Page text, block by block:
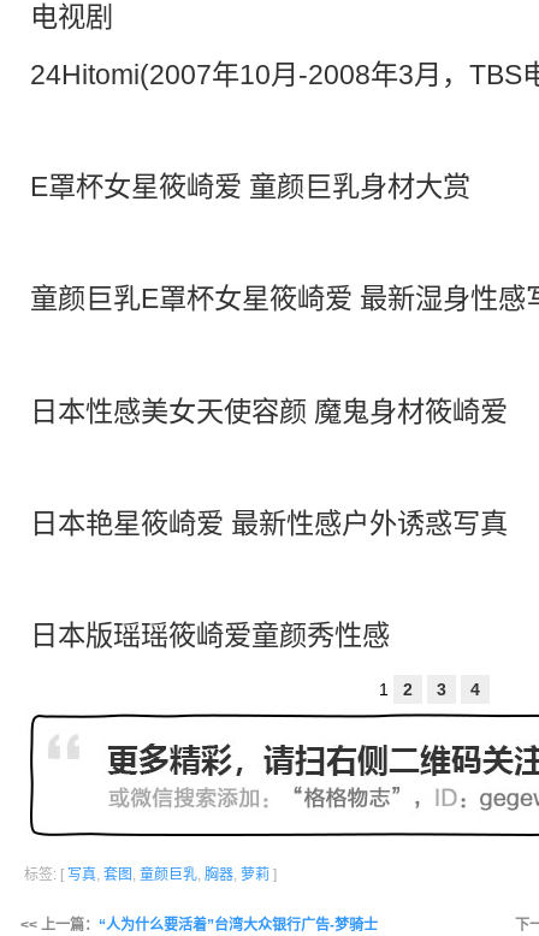
电视剧
24Hitomi(2007年10月-2008年3月，TBS
E罩杯女星筱崎爱 童颜巨乳身材大赏
童颜巨乳E罩杯女星筱崎爱 最新湿身性感
日本性感美女天使容颜 魔鬼身材筱崎爱
日本艳星筱崎爱 最新性感户外诱惑写真
日本版瑶瑶筱崎爱童颜秀性感
1 2 3 4
标签: [ 写真, 套图 , 童颜巨乳, 胸器, 萝莉 ]
<< 上一篇： “人为什么要活着”台湾大众银行广告-梦骑士 下